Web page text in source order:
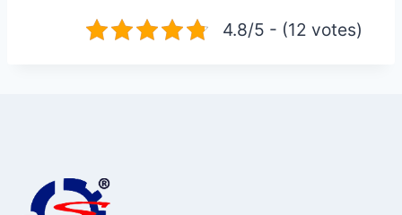
4.8/5 - (12 votes)